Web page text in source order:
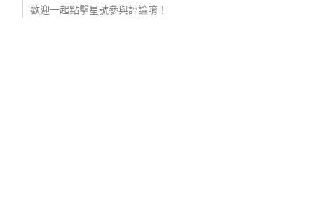
歡迎一起點擊星號參與評論唷！